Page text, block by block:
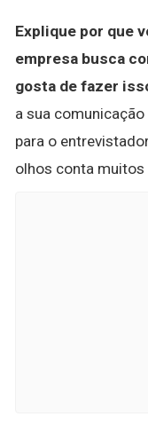
Explique por que
empresa busca
gosta de fazer
a sua
para o
olhos conta muitos